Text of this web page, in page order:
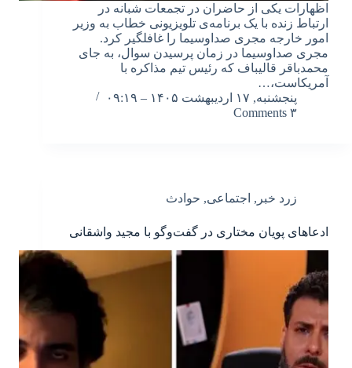
اظهارات یکی از حاضران در تجمعات شبانه در
ارتباط زنده با یک برنامه‌ی تلویزیونی خطاب به وزیر
امور خارجه مجری صداوسیما را غافلگیر کرد.
مجری صداوسیما در زمان پرسیدن سوال، به جای
محمدباقر قالیباف که رئیس تیم مذاکره با
آمریکاست،…
پنجشنبه, ۱۷ اردیبهشت ۱۴۰۵ – ۰۹:۱۹
۳ Comments
زرد خبر , اجتماعی, حوادث
ادعاهای پویان مختاری در گفت‌وگو با مجید واشقانی